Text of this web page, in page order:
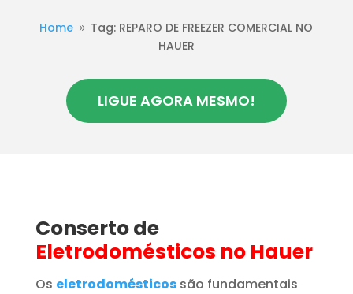
Home 9 Tag: REPARO DE FREEZER COMERCIAL NO
HAUER
LIGUE AGORA MESMO!
Conserto de
Eletrodomésticos no Hauer
Os eletrodomésticos são fundamentais